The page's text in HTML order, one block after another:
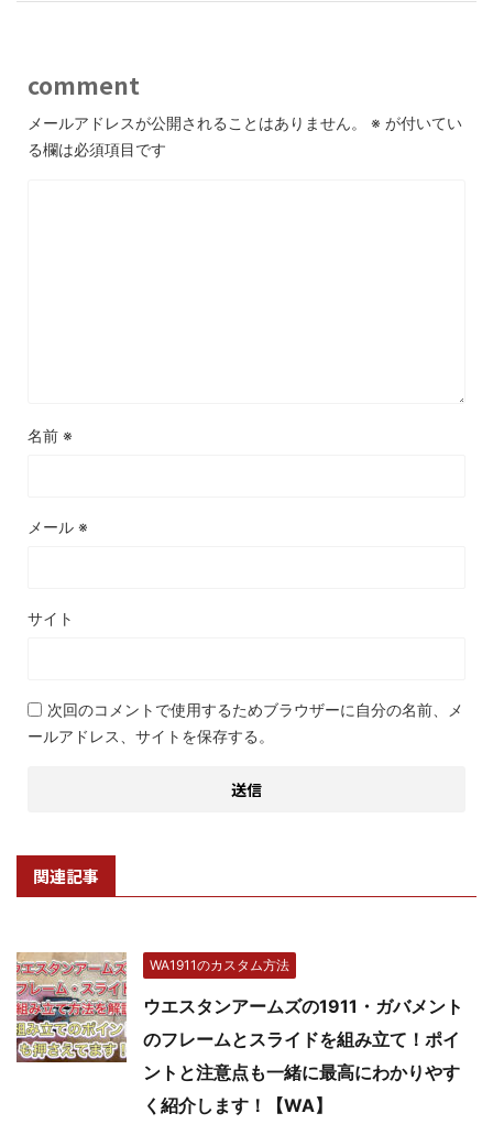
comment
メールアドレスが公開されることはありません。 ※ が付いてい
る欄は必須項目です
名前 ※
メール ※
サイト
次回のコメントで使用するためブラウザーに自分の名前、メ
ールアドレス、サイトを保存する。
関連記事
WA1911のカスタム方法
ウエスタンアームズの1911・ガバメント
のフレームとスライドを組み立て！ポイ
ントと注意点も一緒に最高にわかりやす
く紹介します！【WA】